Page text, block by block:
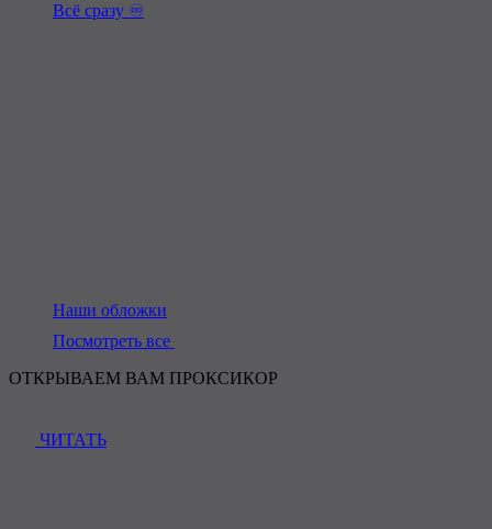
Всё сразу ♾️
Наши обложки
Посмотреть все
ОТКРЫВАЕМ ВАМ ПРОКСИКОР
ЧИТАТЬ